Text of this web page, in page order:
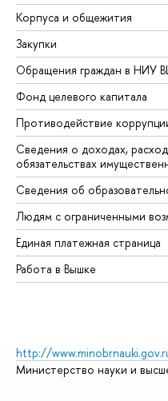
Корпуса и общежития
Закупки
Обращения граждан в НИУ
Фонд целевого капитала
Противодействие
Сведения о доходах,
обязательствах
Сведения об
Людям с ограниченными
Единая платежная страница
Работа в Вышке
http://
Министерство науки и